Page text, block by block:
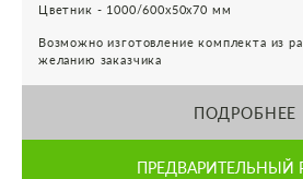
Цветник - 1000/600х50х70 мм
Возможно изготовление комплекта из
желанию заказчика
ПОДРОБНЕЕ
ПРЕДВАРИТЕЛЬНЫЙ